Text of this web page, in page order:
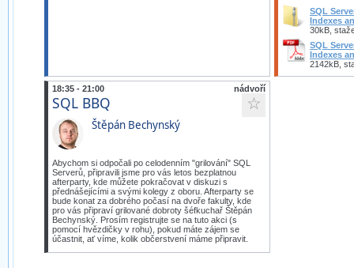
SQL
Indexes
30kB,
SQL
Indexes
2142kB,
nádvoří
18:35 - 21:00
☆
SQL BBQ
Štěpán Bechynský
Abychom si odpočali po celodenním "grilování" SQL
Serverů, připravili jsme pro vás letos bezplatnou
afterparty, kde můžete pokračovat v diskuzi s
přednášejícími a svými kolegy z oboru. Afterparty se
bude konat za dobrého počasí na dvoře fakulty, kde
pro vás připraví grilované dobroty šéfkuchař Štěpán
Bechynský. Prosím registrujte se na tuto akci (s
pomocí hvězdičky v rohu), pokud máte zájem se
účastnit, ať víme, kolik občerstvení máme připravit.